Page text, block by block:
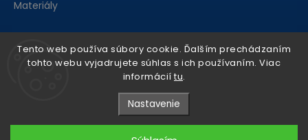
Tento web používa súbory cookie. Ďalším prechádzaním
tohto webu vyjadrujete súhlas s ich používaním. Viac
informácií tu.
Nastavenie
Materiály